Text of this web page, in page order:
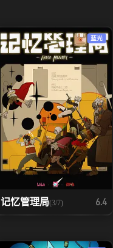
蓝光
记忆管理局(3/7) 6.4